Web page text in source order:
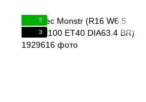
5
3